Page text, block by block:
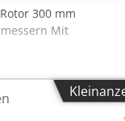
300 mm
Mit